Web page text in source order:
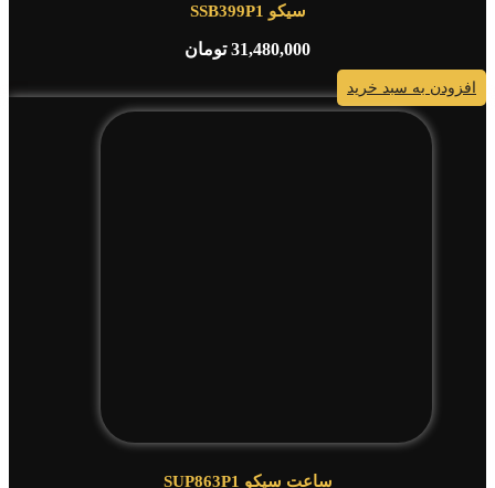
سیکو SSB399P1
31,480,000 تومان
افزودن به سبد خرید
ساعت سیکو SUP863P1